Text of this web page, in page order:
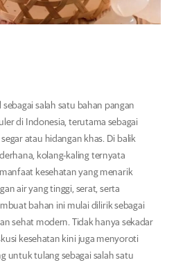
sebagai salah satu bahan pangan
di Indonesia, terutama sebagai
atau hidangan khas. Di balik
kolang-kaling ternyata
kesehatan yang menarik
air yang tinggi, serat, serta
bahan ini mulai dilirik sebagai
sehat modern. Tidak hanya sekadar
kesehatan kini juga menyoroti
untuk tulang sebagai salah satu